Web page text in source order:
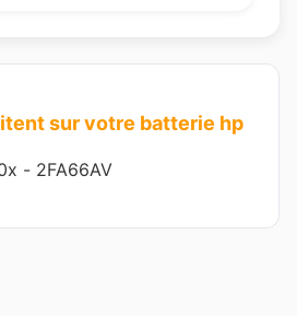
sur votre batterie hp
- 2FA66AV